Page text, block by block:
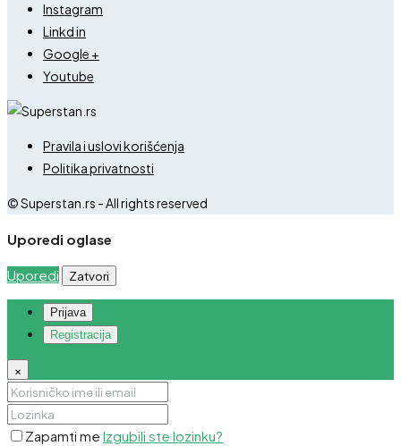
Instagram
Linkd in
Google +
Youtube
Pravila i uslovi korišćenja
Politika privatnosti
© Superstan.rs - All rights reserved
Uporedi oglase
Uporedi Zatvori
Prijava
Registracija
×
Zapamti me Izgubili ste lozinku?